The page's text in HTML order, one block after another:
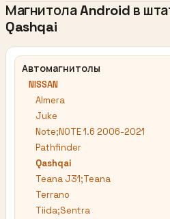
Магнитола Android в
Qashqai
Автомагнитолы
NISSAN
Almera
Juke
Note;NOTE 1.6 2006-2021
Pathfinder
Qashqai
Teana J31;Teana
Terrano
Tiida;Sentra